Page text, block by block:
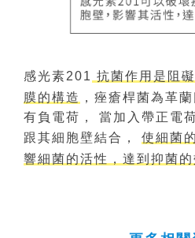
感光素201 抗菌作用是阻
膜的構造 ，痤瘡桿菌為革
有負電荷， 當加入帶正電
跟其細胞壁結合， 使細菌
響細菌的活性，達到抑菌的